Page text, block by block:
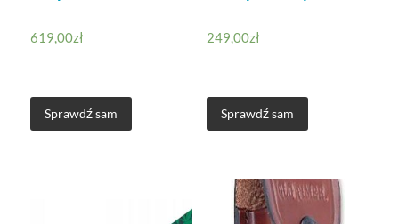
619,00zł
Sprawdź sam
249,00zł
Sprawdź sam